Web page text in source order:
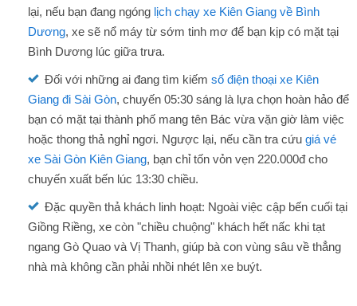
lại, nếu bạn đang ngóng lịch chạy xe Kiên Giang về Bình
Dương, xe sẽ nổ máy từ sớm tinh mơ để bạn kịp có mặt tại
Bình Dương lúc giữa trưa.
Đối với những ai đang tìm kiếm số điện thoại xe Kiên
Giang đi Sài Gòn, chuyến 05:30 sáng là lựa chọn hoàn hảo để
bạn có mặt tại thành phố mang tên Bác vừa vặn giờ làm việc
hoặc thong thả nghỉ ngơi. Ngược lại, nếu cần tra cứu giá vé
xe Sài Gòn Kiên Giang, bạn chỉ tốn vỏn vẹn 220.000đ cho
chuyến xuất bến lúc 13:30 chiều.
Đặc quyền thả khách linh hoạt: Ngoài việc cập bến cuối tại
Giồng Riềng, xe còn "chiều chuộng" khách hết nấc khi tạt
ngang Gò Quao và Vị Thanh, giúp bà con vùng sâu về thẳng
nhà mà không cần phải nhồi nhét lên xe buýt.